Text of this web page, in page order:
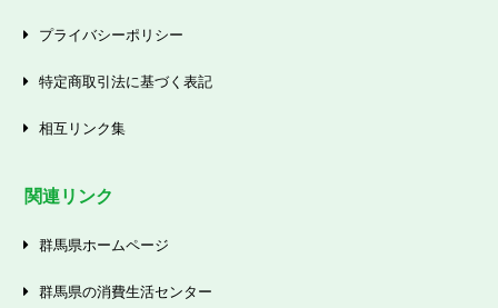
プライバシーポリシー
特定商取引法に基づく表記
相互リンク集
関連リンク
群馬県ホームページ
群馬県の消費生活センター